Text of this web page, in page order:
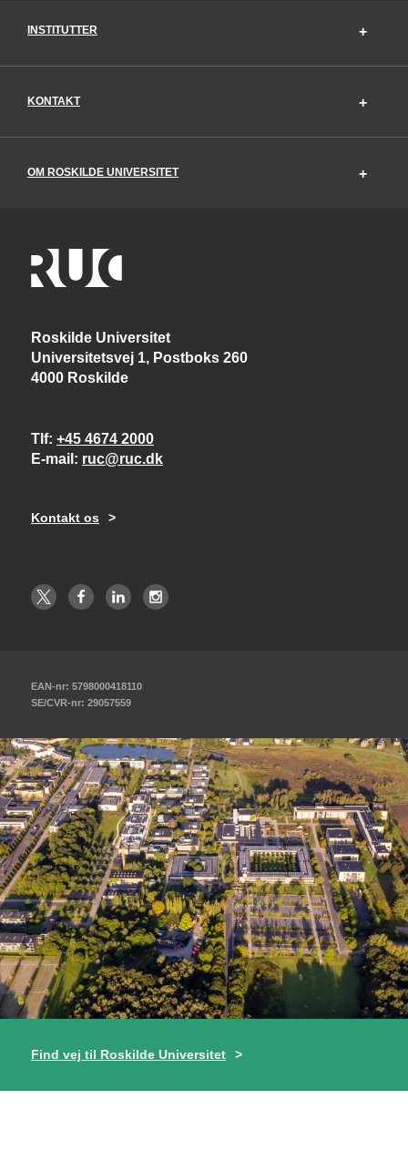
INSTITUTTER
KONTAKT
OM ROSKILDE UNIVERSITET
Roskilde Universitet
Universitetsvej 1, Postboks 260
4000 Roskilde
Tlf +45 4674 2000
E-mail
ruc@ruc.dk
Kontakt os
EAN-nr: 5798000418110
SE/CVR-nr: 29057559
Find vej til Roskilde Universitet